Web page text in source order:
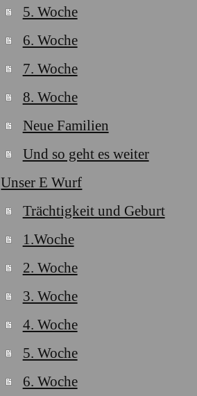
5. Woche
6. Woche
7. Woche
8. Woche
Neue Familien
Und so geht es weiter
Unser E Wurf
Trächtigkeit und Geburt
1.Woche
2. Woche
3. Woche
4. Woche
5. Woche
6. Woche